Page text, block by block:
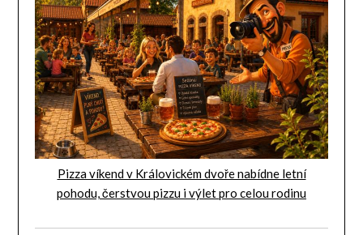
Pizza víkend v Královickém dvoře nabídne letní
pohodu, čerstvou pizzu i výlet pro celou rodinu